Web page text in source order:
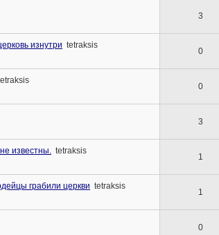
3
изнутри tetraksis
0
0
3
известны. tetraksis
1
грабили церкви tetraksis
1
0